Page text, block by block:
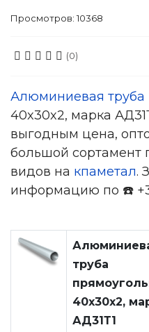
Просмотров: 10368
(0)
Алюминиевая труба
40x30x2, марка
выгодным цена,
большой сортамент
видов на кпаметал.
информацию по ☎️
труба
40x30x2,
АД31Т1